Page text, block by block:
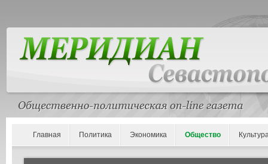
Главная Политика Экономика Общество